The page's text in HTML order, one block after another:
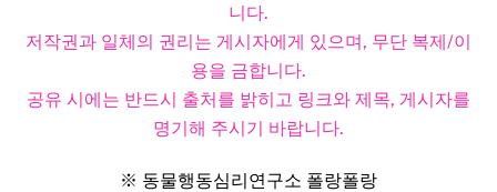
니다.
저작권과 일체의 권리는 게시자에게 있으며, 무단 복제/이
용을 금합니다.
공유 시에는 반드시 출처를 밝히고 링크와 제목, 게시자를
명기해 주시기 바랍니다.​
※ 동물행동심리연구소 폴랑폴랑